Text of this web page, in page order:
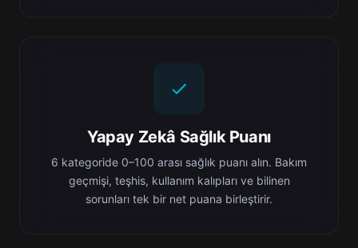
Yapay Zekâ Sağlık Puanı
6 kategoride 0–100 arası sağlık puanı alın. Bakım
geçmişi, teşhis, kullanım kalıpları ve bilinen
sorunları tek bir net puana birleştirir.